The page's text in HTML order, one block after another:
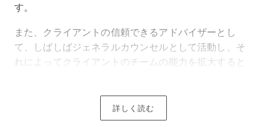
す。
また、クライアントの信頼できるアドバイザーとし
て、しばしばジェネラルカウンセルとして活動し、そ
れによってクライアントのチームの能力を拡大すると
商業上の取り決めの管理、雇用並びに税務等のその他
の法的サービスを提供しています。
詳しく読む